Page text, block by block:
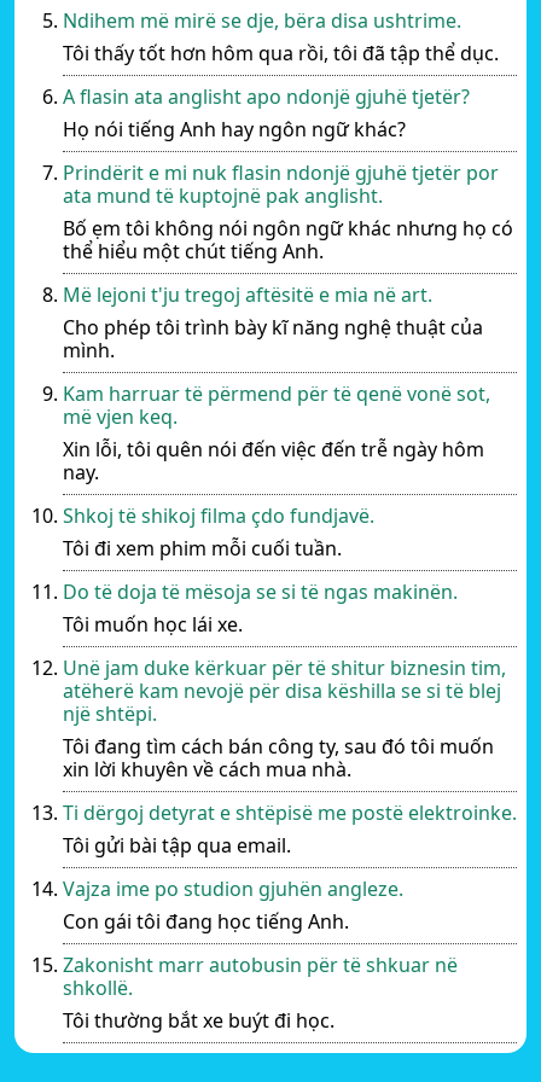
Ndihem më mirë se dje, bëra disa ushtrime.
Tôi thấy tốt hơn hôm qua rồi, tôi đã tập thể dục.
A flasin ata anglisht apo ndonjë gjuhë tjetër?
Họ nói tiếng Anh hay ngôn ngữ khác?
Prindërit e mi nuk flasin ndonjë gjuhë tjetër por
ata mund të kuptojnë pak anglisht.
Bố ẹm tôi không nói ngôn ngữ khác nhưng họ có
thể hiểu một chút tiếng Anh.
Më lejoni t'ju tregoj aftësitë e mia në art.
Cho phép tôi trình bày kĩ năng nghệ thuật của
mình.
Kam harruar të përmend për të qenë vonë sot,
më vjen keq.
Xin lỗi, tôi quên nói đến việc đến trễ ngày hôm
nay.
Shkoj të shikoj filma çdo fundjavë.
Tôi đi xem phim mỗi cuối tuần.
Do të doja të mësoja se si të ngas makinën.
Tôi muốn học lái xe.
Unë jam duke kërkuar për të shitur biznesin tim,
atëherë kam nevojë për disa këshilla se si të blej
një shtëpi.
Tôi đang tìm cách bán công ty, sau đó tôi muốn
xin lời khuyên về cách mua nhà.
Ti dërgoj detyrat e shtëpisë me postë elektroinke.
Tôi gửi bài tập qua email.
Vajza ime po studion gjuhën angleze.
Con gái tôi đang học tiếng Anh.
Zakonisht marr autobusin për të shkuar në
shkollë.
Tôi thường bắt xe buýt đi học.